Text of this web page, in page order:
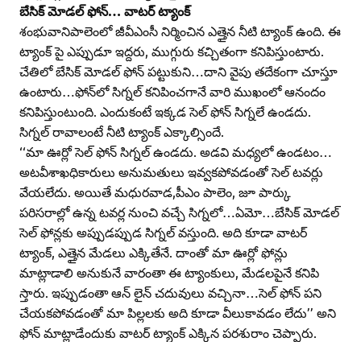
బేసిక్‌ మోడల్‌ ఫోన్‌… వాటర్‌ ట్యాంక్‌
శంభువానిపాలెంలో జీవీఎంసీ నిర్మించిన ఎత్తైన నీటి ట్యాంక్‌ ఉంది. ఈ
ట్యాంక్‌ పై ఎప్పుడూ ఇద్దరు, ముగ్గురు కచ్చితంగా కనిపిస్తుంటారు.
చేతిలో బేసిక్‌ మోడల్‌ ఫోన్‌ పట్టుకుని…దాని వైపు తదేకంగా చూస్తూ
ఉంటారు…ఫోన్‌లో సిగ్నల్‌ కనిపించగానే వారి ముఖంలో ఆనందం
కనిపిస్తుంటుంది. ఎందుకంటే ఇక్కడ సెల్‌ ఫోన్‌ సిగ్నలే ఉండదు.
సిగ్నల్‌ రావాలంటే నీటి ట్యాంక్‌ ఎక్కాల్సిందే.
‘‘మా ఊర్లో సెల్‌ ఫోన్‌ సిగ్నల్‌ ఉండదు. అడవి మధ్యలో ఉండటం…
అటవీశాఖధికారులు అనుమతులు ఇవ్వకపోవడంతో సెల్‌ టవర్లు
వేయలేదు. అయితే మధురవాడ,పీఎం పాలెం, జూ పార్కు
పరిసరాల్లో ఉన్న టవర్ల నుంచి వచ్చే సిగ్నలో…ఏమో…బేసిక్‌ మోడల్‌
సెల్‌ ఫోన్లకు అప్పుడప్పుడ సిగ్నల్‌ వస్తుంది. అది కూడా వాటర్‌
ట్యాంక్‌, ఎత్తైన మేడలు ఎక్కితేనే. దాంతో మా ఊర్లో ఫోన్లు
మాట్లాడాలి అనుకునే వారంతా ఈ ట్యాంకులు, మేడలపైనే కనిపి
స్తారు. ఇప్పుడంతా ఆన్‌ లైన్‌ చదువులు వచ్చినా…సెల్‌ ఫోన్‌ పని
చేయకపోవడంతో మా పిల్లలకు అది కూడా వీలుకావడం లేదు’’ అని
ఫోన్‌ మాట్లాడేందుకు వాటర్‌ ట్యాంక్‌ ఎక్కిన పరశురాం చెప్పారు.